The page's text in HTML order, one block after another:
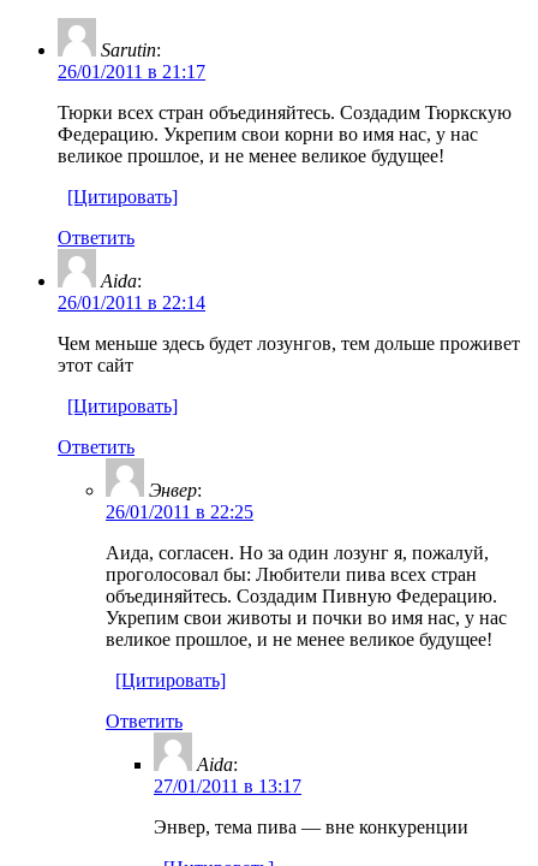
Sarutin:
26/01/2011 в 21:17
Тюрки всех стран объединяйтесь. Создадим Тюркскую
Федерацию. Укрепим свои корни во имя нас, у нас
великое прошлое, и не менее великое будущее!
[Цитировать]
Ответить
Aida:
26/01/2011 в 22:14
Чем меньше здесь будет лозунгов, тем дольше проживет
этот сайт
[Цитировать]
Ответить
Энвер:
26/01/2011 в 22:25
Аида, согласен. Но за один лозунг я, пожалуй,
проголосовал бы: Любители пива всех стран
объединяйтесь. Создадим Пивную Федерацию.
Укрепим свои животы и почки во имя нас, у нас
великое прошлое, и не менее великое будущее!
[Цитировать]
Ответить
Aida:
27/01/2011 в 13:17
Энвер, тема пива — вне конкуренции